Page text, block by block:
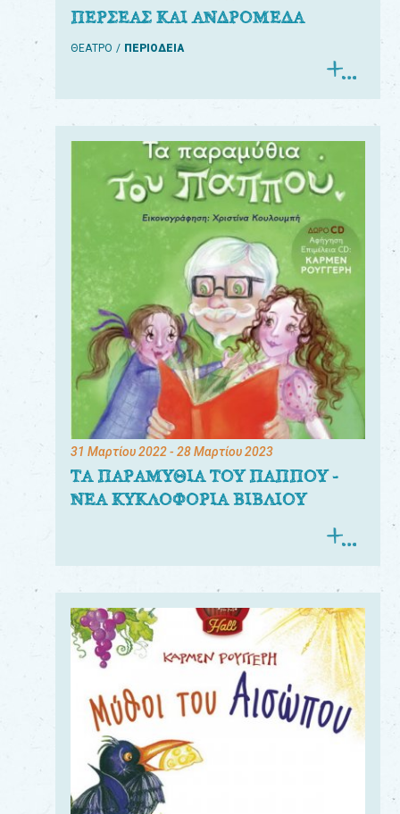
ΠΕΡΣΕΑΣ ΚΑΙ ΑΝΔΡΟΜΕΔΑ
ΘΕΑΤΡΟ ΠΕΡΙΟΔΕΙΑ
31 Μαρτίου 2022- 28 Μαρτίου 2023
ΤΑ ΠΑΡΑΜΥΘΙΑ ΤΟΥ ΠΑΠΠΟΥ -
ΝΕΑ ΚΥΚΛΟΦΟΡΙΑ ΒΙΒΛΙΟΥ